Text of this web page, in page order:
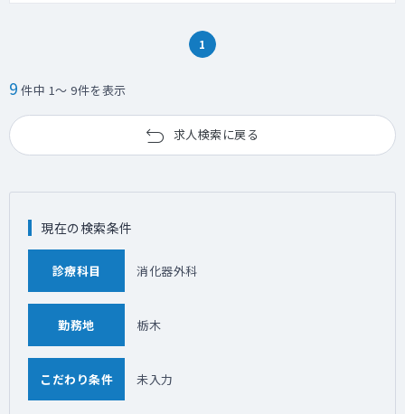
1
9 件中 1～ 9件を表示
求人検索に戻る
現在の検索条件
診療科目 消化器外科
勤務地 栃木
こだわり条件 未入力